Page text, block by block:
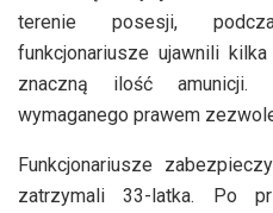
terenie posesji,
funkcjonariusze ujawnili
znaczną ilość amunicji.
wymaganego prawem
Funkcjonariusze
zatrzymali 33-latka. Po